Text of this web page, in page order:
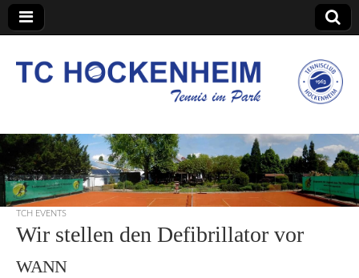
TC Hockenheim
TCH EVENTS
Wir stellen den Defibrillator vor
WANN